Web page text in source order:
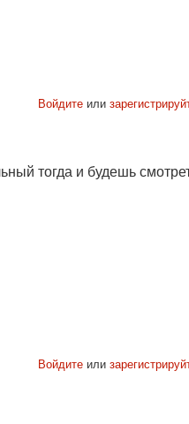
Войдитеили
тогда и будешь
Войдитеили